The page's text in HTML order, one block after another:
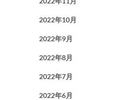
2022年10月
2022年9月
2022年8月
2022年7月
2022年6月